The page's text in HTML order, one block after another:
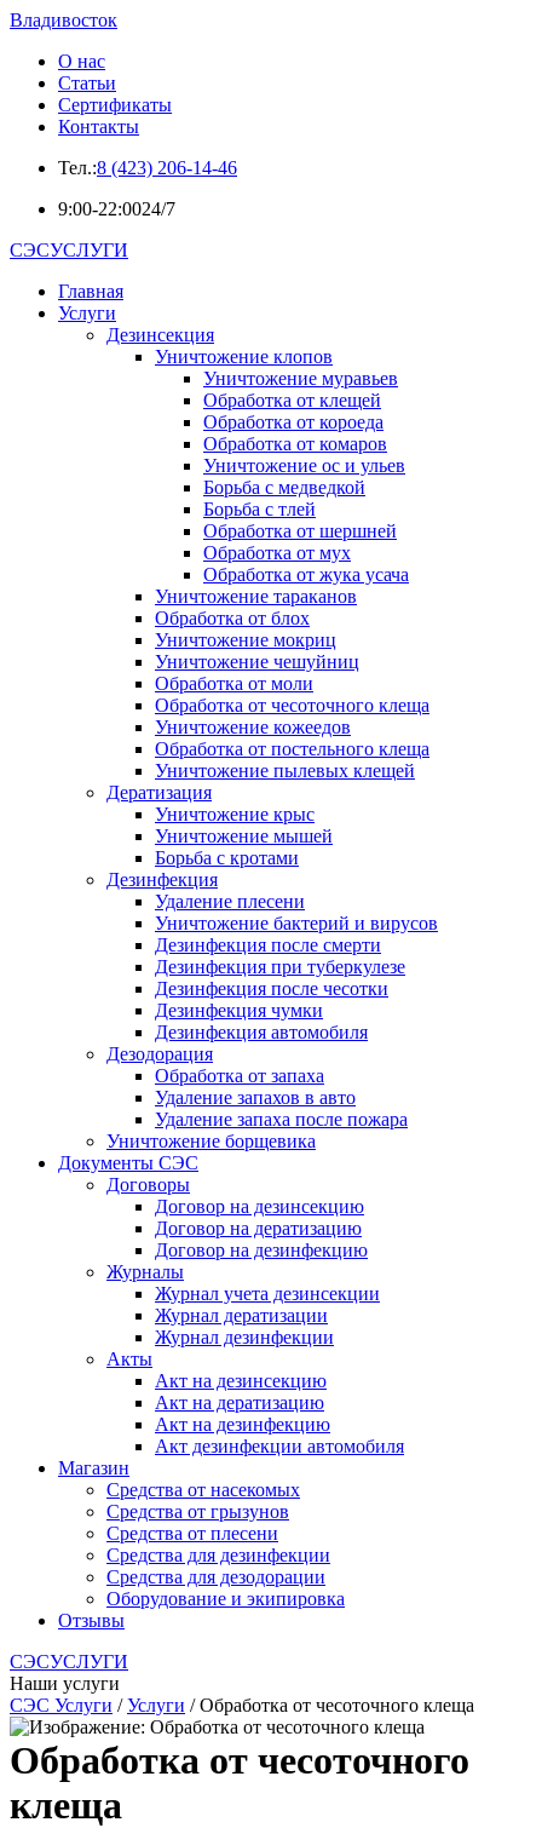
Владивосток
О нас
Статьи
Сертификаты
Контакты
Тел.:8 (423) 206-14-46
9:00-22:0024/7
СЭСУСЛУГИ
Главная
Услуги
Дезинсекция
Уничтожение клопов
Уничтожение муравьев
Обработка от клещей
Обработка от короеда
Обработка от комаров
Уничтожение ос и ульев
Борьба с медведкой
Борьба с тлей
Обработка от шершней
Обработка от мух
Обработка от жука усача
Уничтожение тараканов
Обработка от блох
Уничтожение мокриц
Уничтожение чешуйниц
Обработка от моли
Обработка от чесоточного клеща
Уничтожение кожеедов
Обработка от постельного клеща
Уничтожение пылевых клещей
Дератизация
Уничтожение крыс
Уничтожение мышей
Борьба с кротами
Дезинфекция
Удаление плесени
Уничтожение бактерий и вирусов
Дезинфекция после смерти
Дезинфекция при туберкулезе
Дезинфекция после чесотки
Дезинфекция чумки
Дезинфекция автомобиля
Дезодорация
Обработка от запаха
Удаление запахов в авто
Удаление запаха после пожара
Уничтожение борщевика
Документы СЭС
Договоры
Договор на дезинсекцию
Договор на дератизацию
Договор на дезинфекцию
Журналы
Журнал учета дезинсекции
Журнал дератизации
Журнал дезинфекции
Акты
Акт на дезинсекцию
Акт на дератизацию
Акт на дезинфекцию
Акт дезинфекции автомобиля
Магазин
Средства от насекомых
Средства от грызунов
Средства от плесени
Средства для дезинфекции
Средства для дезодорации
Оборудование и экипировка
Отзывы
СЭСУСЛУГИ
Наши услуги
СЭС Услуги /Услуги / Обработка от чесоточного клеща
Обработка от чесоточного
клеща